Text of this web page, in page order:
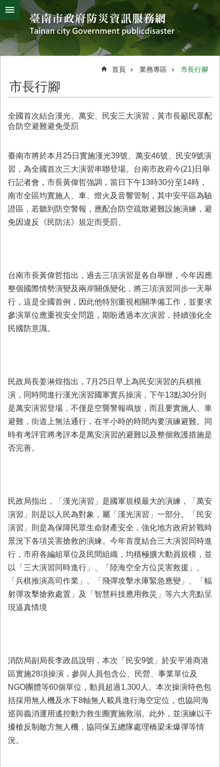
跳到主要內容區塊
搜
尋
進
階
搜
熱
字
颱
風
災
害
救
辦
簡
介
災
防
新
聞
便
民
服
務
回
首
頁
市
府
首
首頁 業務專區 市長行腳
市長行腳
全國首次結合漢光、萬安、民安三大演習，黃市長籲民眾配
合防空避難避免受罰
臺南市將於本月25日實施漢光39號、萬安46號、民安9號演
習，為全國首次三大演習串聯登場。台南市政府今(21)日舉
行記者會，市長黃偉哲強調，當日下午13時30分至14時，
南市全區均實施人、車、燈火及音響管制，其中安平區為驗
證區，若聽到防空警報，應配合防空疏散避難設施演練，避
免因違反《民防法》規定而受罰。
台南市長黃偉哲指出，過去三項演習是各自舉辦，今年因應
整個國際情勢演變及兩岸關係變化，將三項演習同步一天舉
行，這是全國首例，因此他特別重視相關準備工作，並要求
參演單位應重視安全問題，期盼透過本次演習，持續強化全
民國防意識。
民政局長姜淋煌指出，7月25日早上為民安演習的兵棋推
演，同時間進行漢光演習國軍實兵操演，下午13點30分則
是萬安演習登場，不僅是空襲警報鳴放，而且要實施人、車
避難，街道上無法通行，在半小時的時間內要演練避難。同
時有考評官將考評本是萬安演習的避難以及整個救護措施是
否完善。
民政局指出，「漢光演習」是國軍規模最大的演練，「萬安
演習」則是以人民為對象，屬「漢光演習」一部分。「民安
演習」則是為保障民眾生命財產安全，強化地方政府於戰時
景況下各項災害搶救的演練。今年首度結合三大演習同時進
行，市府各編組單位及民間組織，均積極擴大動員規模，並
以「三大演習同時進行」、「陸海空全方位災害救援」、
「兵棋推演高司作業」、「飛彈攻擊水庫緊急應變」、「輻
射彈攻擊搶救處置」及「智慧科技應用救災」等六大亮點呈
現逼真情境
消防局副局長李政昌說明，本次「民安9號」於安平港商港
區實施28項操演，參與人員包含公、民營、事業單位及
NGO團體等60個單位，動員超過1,300人。本次操演特色包
括採用無人機及水下8軸無人載具進行海空定位，也協同海
巡與義消運用遙控動力救生圈實施救溺。此外，並演練以干
擾槍反制敵方無人機，協同保五總隊處理橋梁未爆彈等情
況。